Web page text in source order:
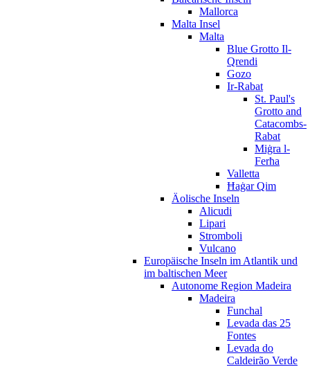
Mallorca
Malta Insel
Malta
Blue Grotto Il-
Qrendi
Gozo
Ir-Rabat
St. Paul's
Grotto and
Catacombs-
Rabat
Miġra l-
Ferħa
Valletta
Ħaġar Qim
Äolische Inseln
Alicudi
Lipari
Stromboli
Vulcano
Europäische Inseln im Atlantik und
im baltischen Meer
Autonome Region Madeira
Madeira
Funchal
Levada das 25
Fontes
Levada do
Caldeirão Verde